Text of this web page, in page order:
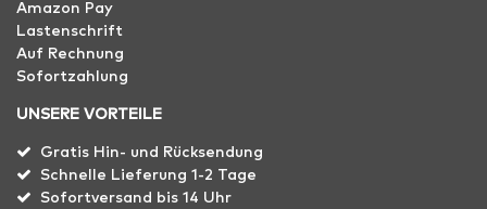
Amazon Pay
Lastenschrift
Auf Rechnung
Sofortzahlung
UNSERE VORTEILE
Gratis Hin- und Rücksendung
Schnelle Lieferung 1-2 Tage
Sofortversand bis 14 Uhr